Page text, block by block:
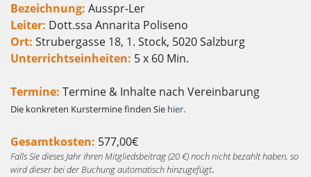
Bezeichnung: Ausspr-Ler
Leiter: Dott.ssa Annarita Poliseno
Ort: Strubergasse 18, 1. Stock, 5020 Salzburg
Unterrichtseinheiten: 5 x 60 Min.
Termine: Termine & Inhalte nach Vereinbarung
Die konkreten Kurstermine finden Sie hier.
Gesamtkosten: 577,00€
Falls Sie dieses Jahr Ihren Mitgliedsbeitrag (20 €) noch nicht bezahlt haben, so
wird dieser bei der Buchung automatisch hinzugefügt.